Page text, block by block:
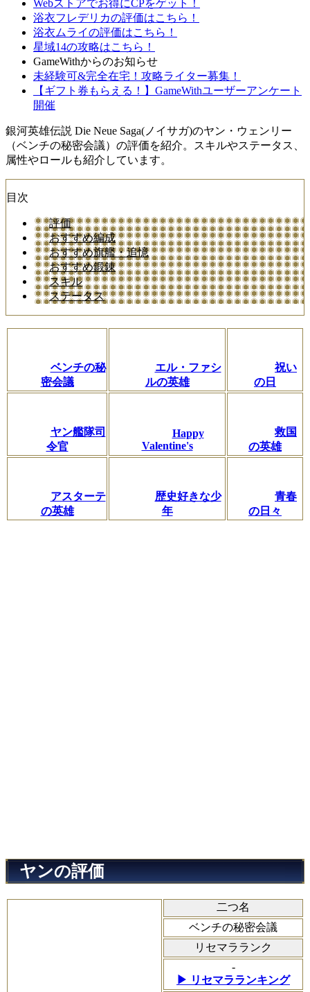
Webストアでお得にCPをゲット！
浴衣フレデリカの評価はこちら！
浴衣ムライの評価はこちら！
星域14の攻略はこちら！
GameWithからのお知らせ
未経験可&完全在宅！攻略ライター募集！
【ギフト券もらえる！】GameWithユーザーアンケート
開催
銀河英雄伝説 Die Neue Saga(ノイサガ)のヤン・ウェンリー
（ベンチの秘密会議）の評価を紹介。スキルやステータス、
属性やロールも紹介しています。
目次
評価
おすすめ編成
おすすめ旗艦・追憶
おすすめ鍛錬
スキル
ステータス
ベンチの秘
密会議
エル・ファシ
ルの英雄
祝い
の日
ヤン艦隊司
令官
Happy
Valentine's
救国
の英雄
アスターテ
の英雄
歴史好きな少
年
青春
の日々
ヤンの評価
二つ名
ベンチの秘密会議
リセマラランク
-
▶ リセマラランキング